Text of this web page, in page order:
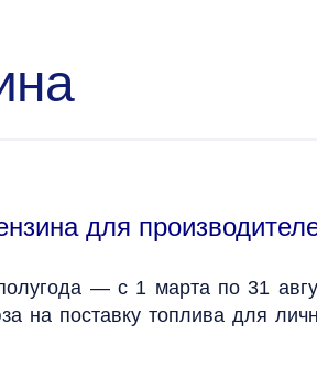
для
— с 1 марта по 31
на поставку топлива для